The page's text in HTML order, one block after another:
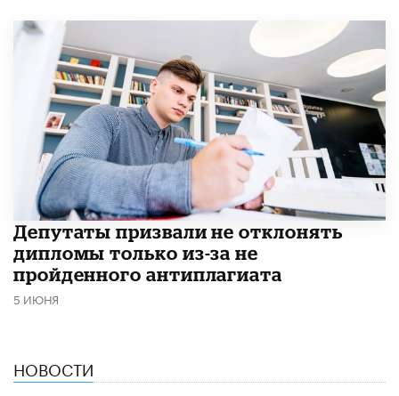
Депутаты призвали не отклонять
дипломы только из-за не
пройденного антиплагиата
5 ИЮНЯ
НОВОСТИ